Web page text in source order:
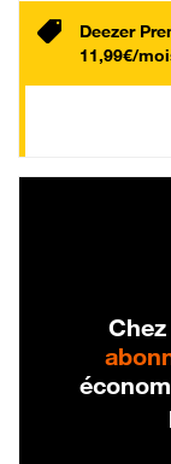
Deezer
11,99€/